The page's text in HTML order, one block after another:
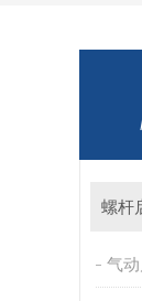
螺杆
气